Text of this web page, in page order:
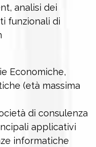
analisi dei
funzionali di
Economiche,
(età massima
di consulenza
applicativi
informatiche